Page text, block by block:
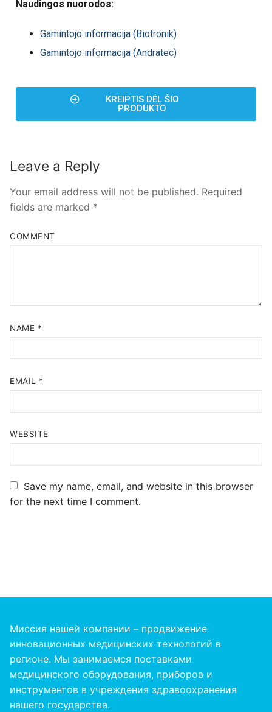
Naudingos nuorodos:
Gamintojo informacija (Biotronik)
Gamintojo informacija (Andratec)
KREIPTIS DĖL ŠIO
PRODUKTO
Leave a Reply
Your email address will not be published. Required
fields are marked *
COMMENT
NAME *
EMAIL *
WEBSITE
Save my name, email, and website in this browser
for the next time I comment.
Миссия нашей компании – продвижение
инновационных медицинских технологий в
регионе. Мы занимаемся поставками
медицинского оборудования, приборов и
инструментов в учреждения здравоохранения
нашего государства.